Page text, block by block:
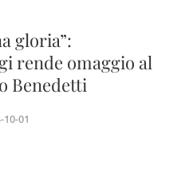
gloria”:
rende omaggio al
Benedetti
10-01